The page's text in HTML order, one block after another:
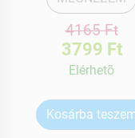
4165 Ft
3799 Ft
Elérhetõ
Kosárba